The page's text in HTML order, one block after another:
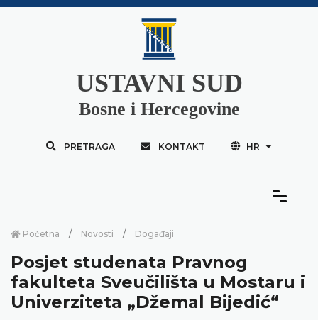
USTAVNI SUD
Bosne i Hercegovine
PRETRAGA KONTAKT HR
Početna Novosti Događaji
Posjet studenata Pravnog
fakulteta Sveučilišta u Mostaru i
Univerziteta „Džemal Bijedić“